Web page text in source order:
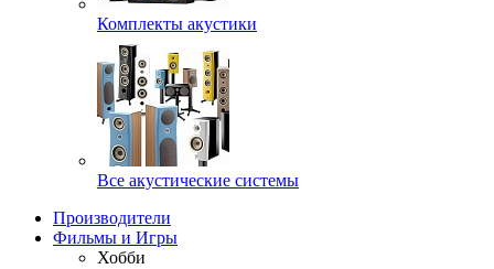
Комплекты акустики
Все акустические системы
Производители
Фильмы и Игры
Хобби